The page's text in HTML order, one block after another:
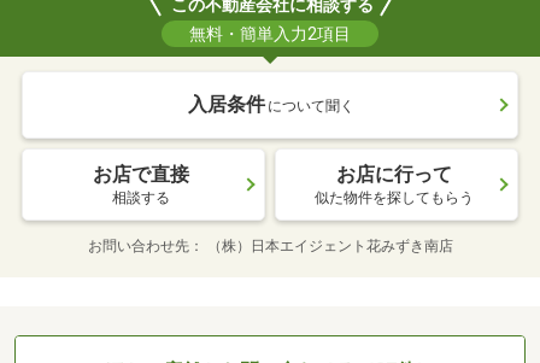
この不動産会社に相談する
無料・簡単入力2項目
入居条件 について聞く
お店で直接
相談する
お店に行って
似た物件を探してもらう
お問い合わせ先 （株）日本エイジェント花みずき南店